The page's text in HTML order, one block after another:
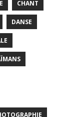
CHANT
DANSE